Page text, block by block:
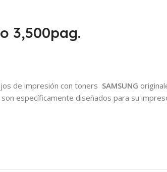
3,500pag.
de impresión con toners SAMSUNG
específicamente diseñados para su